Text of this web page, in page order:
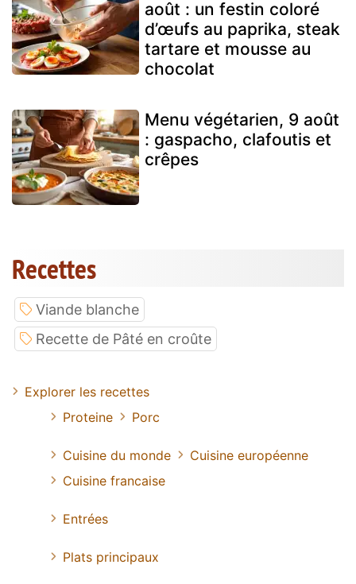
août : un festin coloré
d’œufs au paprika, steak
tartare et mousse au
chocolat
Menu végétarien, 9 août
: gaspacho, clafoutis et
crêpes
Recettes
Viande blanche
Recette de Pâté en croûte
Explorer les recettes
Proteine
Porc
Cuisine du monde
Cuisine européenne
Cuisine francaise
Entrées
Plats principaux